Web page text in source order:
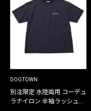
DOGTOWN
別注限定 水陸両用 コーデュ
ラナイロン 半袖ラッシュガ